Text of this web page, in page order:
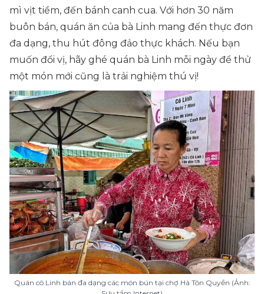
mì vịt tiềm, đến bánh canh cua. Với hơn 30 năm
buôn bán, quán ăn của bà Linh mang đến thực đơn
đa dạng, thu hút đông đảo thực khách. Nếu bạn
muốn đổi vị, hãy ghé quán bà Linh mỗi ngày để thử
một món mới cũng là trải nghiệm thú vị!
Quán cô Linh bán đa dạng các món bún tại chợ Hà Tôn Quyền (Ảnh: